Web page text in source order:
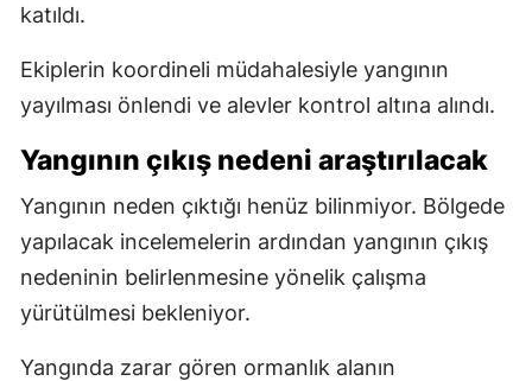
katıldı.
Ekiplerin koordineli müdahalesiyle yangının
yayılması önlendi ve alevler kontrol altına alındı.
Yangının çıkış nedeni araştırılacak
Yangının neden çıktığı henüz bilinmiyor. Bölgede
yapılacak incelemelerin ardından yangının çıkış
nedeninin belirlenmesine yönelik çalışma
yürütülmesi bekleniyor.
Yangında zarar gören ormanlık alanın